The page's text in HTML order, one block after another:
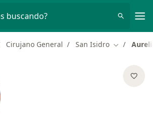
buscando?
Cirujano General San Isidro Cambiar